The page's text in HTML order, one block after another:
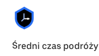
Średni czas podróży